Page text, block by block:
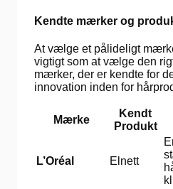
Kendte mærker og
At vælge et pålideligt
vigtigt som at vælge den
mærker, der er kendte for
innovation inden for
Mærke
Kendt
Produkt
L’Oréal Elnett